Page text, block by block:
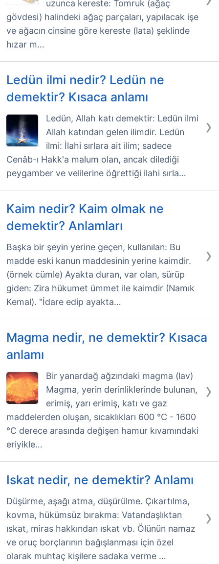
uzunca kereste: Tomruk (ağaç
gövdesi) halindeki ağaç parçaları, yapılacak işe
ve ağacın cinsine göre kereste (lata) şeklinde
hızar m…
Ledün ilmi nedir? Ledün ne
demektir? Kısaca anlamı
›
Ledün, Allah katı demektir: Ledün ilmi
Allah katından gelen ilimdir. Ledün
ilmi: İlahi sırlara ait ilim; sadece
Cenâb-ı Hakk'a malum olan, ancak dilediği
peygamber ve velilerine öğrettiği ilahi sırla…
Kaim nedir? Kaim olmak ne
demektir? Anlamları
›
Başka bir şeyin yerine geçen, kullanılan: Bu
madde eski kanun maddesinin yerine kaimdir.
(örnek cümle) Ayakta duran, var olan, sürüp
giden: Zira hükumet ümmet ile kaimdir (Namık
Kemal). "İdare edip ayakta…
Magma nedir, ne demektir? Kısaca
anlamı
›
Bir yanardağ ağzındaki magma (lav)
Magma, yerin derinliklerinde bulunan,
erimiş, yarı erimiş, katı ve gaz
maddelerden oluşan, sıcaklıkları 600 °C - 1600
°C derece arasında değişen hamur kıvamındaki
eriyikle…
Iskat nedir, ne demektir? Anlamı
›
Düşürme, aşağı atma, düşürülme. Çıkartılma,
kovma, hükümsüz bırakma: Vatandaşlıktan
ıskat, miras hakkından ıskat vb. Ölünün namaz
ve oruç borçlarının bağışlanması için özel
olarak muhtaç kişilere sadaka verme …